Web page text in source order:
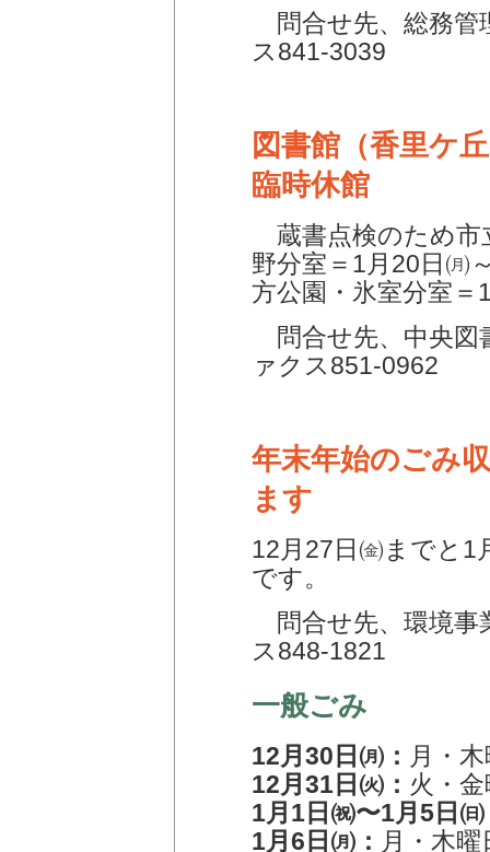
問合せ先、総務
ス841-3039
図書館（香里ケ
臨時休館
蔵書点検のため市
野分室＝1月20日㈪
方公園・氷室分室＝
問合せ先、中央
ァクス851-0962
年末年始のごみ
ます
12月27日㈮までと1
です。
問合せ先、環境
ス848-1821
一般ごみ
12月30日㈪： 月・
12月31日㈫： 火・
1月1日㈷〜1月5日㈰
1月6日㈪： 月・木